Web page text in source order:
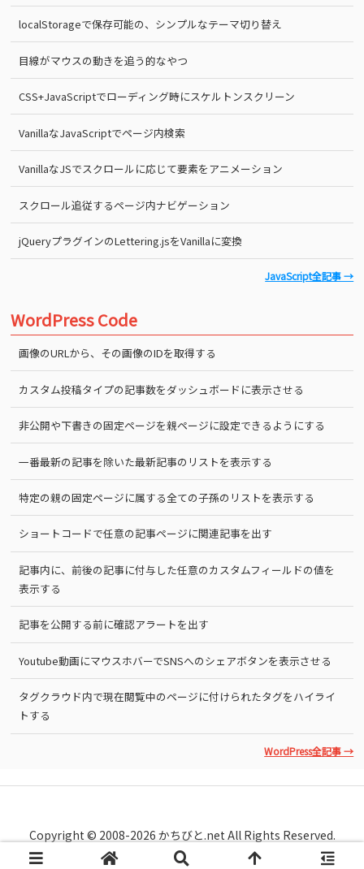
localStorageで保存可能の、シンプルなテーマ切り替え
目線がマウスの動きを追う的なやつ
CSS+JavaScriptでローディング時にスケルトンスクリーン
VanillaなJavaScriptでページ内検索
VanillaなJSでスクロールに応じて要素をアニメーション
スクロール追従するページ内ナビゲーション
jQueryプラグインのLettering.jsをVanillaに変換
JavaScript全記事 →
WordPress Code
画像のURLから、その画像のIDを取得する
カスタム投稿タイプの記事数をダッシュボードに表示させる
非公開や下書きの固定ページを親ページに設定できるようにする
一番最新の記事を除いた最新記事のリストを表示する
特定の親の固定ページに属する全ての子孫のリストを表示する
ショートコードで任意の記事ページに関連記事を出す
記事内に、前後の記事に付与した任意のカスタムフィールドの値を
表示する
記事を公開する前に確認アラートを出す
Youtube動画にマウスホバーでSNSへのシェアボタンを表示させる
タグクラウド内で現在閲覧中のページに付けられたタグをハイライ
トする
WordPress全記事 →
Copyright © 2008-2026 かちびと.net All Rights Reserved.